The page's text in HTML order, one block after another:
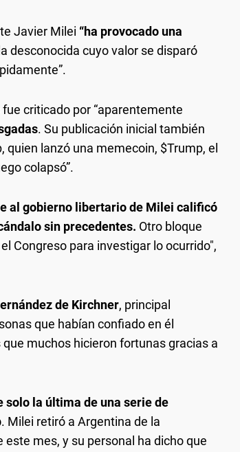
Javier Milei “ha provocado una
desconocida cuyo valor se disparó
criticado por “aparentemente
. Su publicación inicial también
lanzó una memecoin, $Trump, el
colapsó”.
al gobierno libertario de Milei calificó
sin precedentes. Otro bloque
Congreso para investigar lo ocurrido",
de Kirchner, principal
que habían confiado en él
muchos hicieron fortunas gracias a
solo la última de una serie de
. Milei retiró a Argentina de la
mes, y su personal ha dicho que